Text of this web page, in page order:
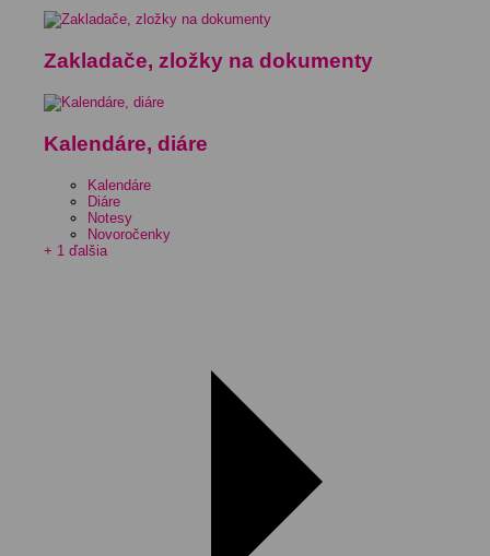
Zakladače, zložky na dokumenty
Kalendáre, diáre
Kalendáre
Diáre
Notesy
Novoročenky
+ 1 ďalšia